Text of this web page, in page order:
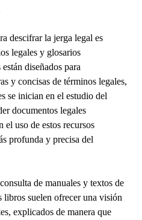
descifrar la jerga legal es
legales y glosarios
diseñados para
y concisas de términos legales,
se inician en el estudio del
documentos legales
el uso de estos recursos
profunda y precisa del
de manuales y textos de
suelen ofrecer una visión
explicados de manera que